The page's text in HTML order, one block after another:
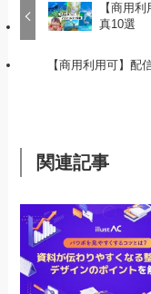
【商用
真10選
【商用利用可】配
関連記事